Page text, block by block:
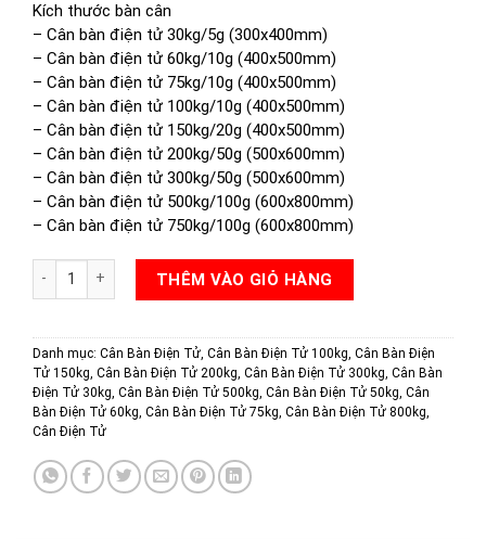
Kích thước bàn cân
– Cân bàn điện tử 30kg/5g (300x400mm)
– Cân bàn điện tử 60kg/10g (400x500mm)
– Cân bàn điện tử 75kg/10g (400x500mm)
– Cân bàn điện tử 100kg/10g (400x500mm)
– Cân bàn điện tử 150kg/20g (400x500mm)
– Cân bàn điện tử 200kg/50g (500x600mm)
– Cân bàn điện tử 300kg/50g (500x600mm)
– Cân bàn điện tử 500kg/100g (600x800mm)
– Cân bàn điện tử 750kg/100g (600x800mm)
CÂN BÀN ĐIỆN TỬ TD32PE số lượng
THÊM VÀO GIỎ HÀNG
Danh mục: Cân Bàn Điện Tử, Cân Bàn Điện Tử 100kg, Cân Bàn Điện
Tử 150kg, Cân Bàn Điện Tử 200kg, Cân Bàn Điện Tử 300kg, Cân Bàn
Điện Tử 30kg, Cân Bàn Điện Tử 500kg, Cân Bàn Điện Tử 50kg, Cân
Bàn Điện Tử 60kg, Cân Bàn Điện Tử 75kg, Cân Bàn Điện Tử 800kg,
Cân Điện Tử